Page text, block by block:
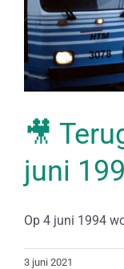
🎥
juni
Op 4 juni 1994
3 juni 2021